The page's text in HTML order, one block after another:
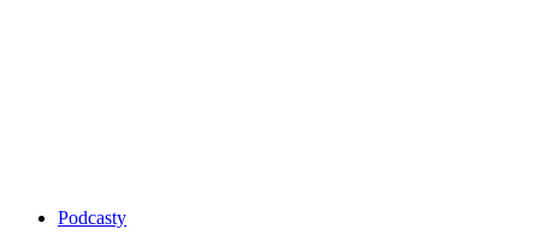
Podcasty